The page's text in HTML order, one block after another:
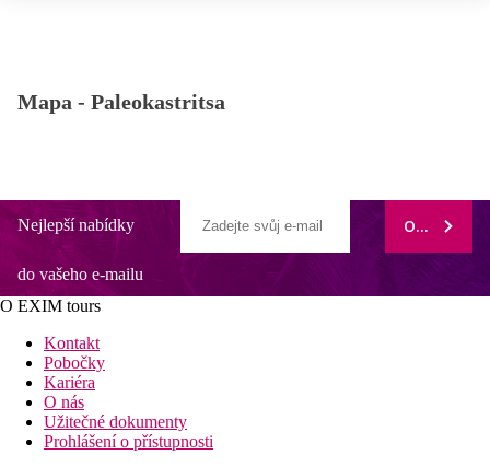
Mapa - Paleokastritsa
Nejlepší nabídky
do vašeho e-mailu
ODEBÍRAT
O EXIM tours
Kontakt
Pobočky
Kariéra
O nás
Užitečné dokumenty
Prohlášení o přístupnosti